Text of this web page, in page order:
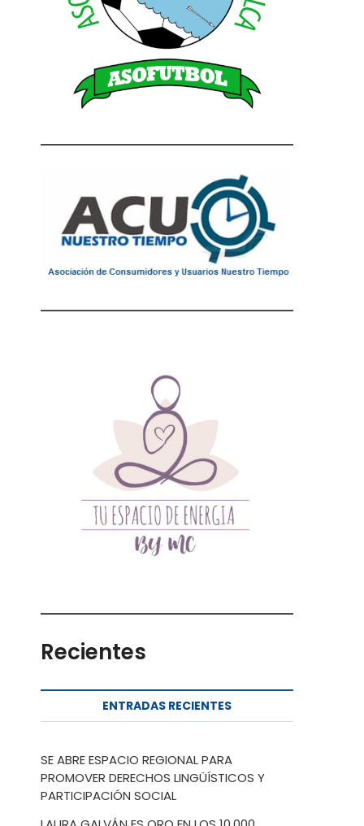
Recientes
ENTRADAS RECIENTES
SE ABRE ESPACIO REGIONAL PARA
PROMOVER DERECHOS LINGÜÍSTICOS Y
PARTICIPACIÓN SOCIAL